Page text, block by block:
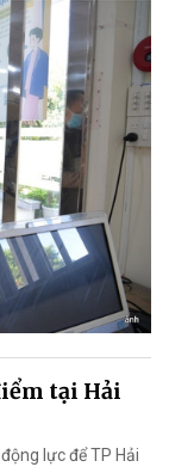
tại Hải
lực để TP Hải